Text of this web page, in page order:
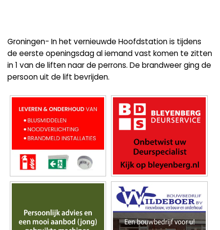
Groningen- In het vernieuwde Hoofdstation is tijdens
de eerste openingsdag al iemand vast komen te zitten
in 1 van de liften naar de perrons. De brandweer ging de
persoon uit de lift bevrijden.